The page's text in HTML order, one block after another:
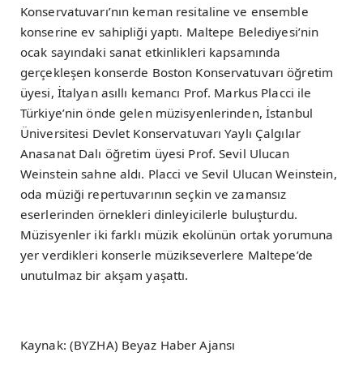
Konservatuvarı’nın keman resitaline ve ensemble
konserine ev sahipliği yaptı. Maltepe Belediyesi’nin
ocak sayındaki sanat etkinlikleri kapsamında
gerçekleşen konserde Boston Konservatuvarı öğretim
üyesi, İtalyan asıllı kemancı Prof. Markus Placci ile
Türkiye’nin önde gelen müzisyenlerinden, İstanbul
Üniversitesi Devlet Konservatuvarı Yaylı Çalgılar
Anasanat Dalı öğretim üyesi Prof. Sevil Ulucan
Weinstein sahne aldı. Placci ve Sevil Ulucan Weinstein,
oda müziği repertuvarının seçkin ve zamansız
eserlerinden örnekleri dinleyicilerle buluşturdu.
Müzisyenler iki farklı müzik ekolünün ortak yorumuna
yer verdikleri konserle müzikseverlere Maltepe’de
unutulmaz bir akşam yaşattı.
Kaynak: (BYZHA) Beyaz Haber Ajansı